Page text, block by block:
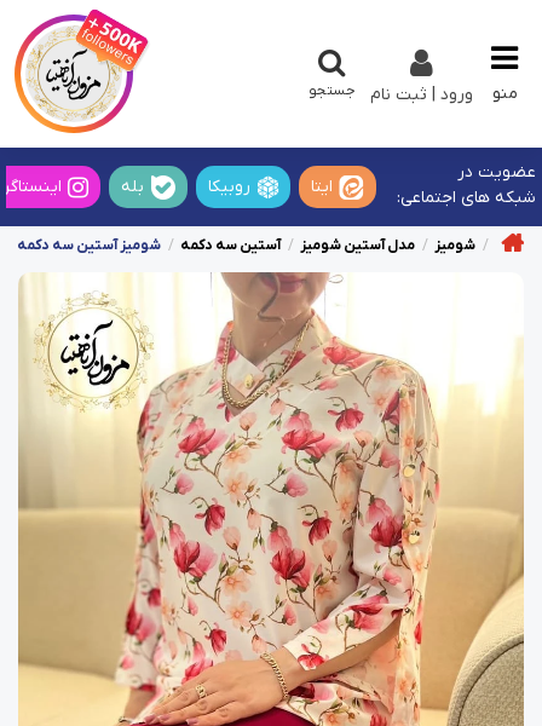
منو ورود | ثبت نام جستجو
عضویت در
شبکه های اجتماعی:
ایتا روبیکا بله
شومیز مدل آستین شومیز آستین سه دکمه شومیز آستین سه دکمه